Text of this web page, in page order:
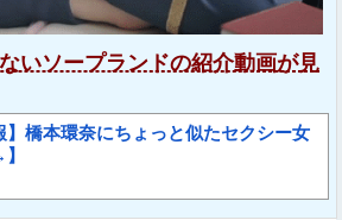
いソープランドの紹介動画が見
】橋本環奈にちょっと似たセクシー女